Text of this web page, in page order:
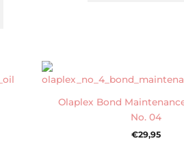
Olaplex Bond
No. 04
€29,95